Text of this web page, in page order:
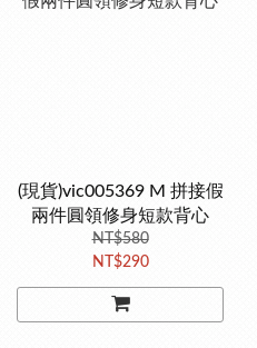
(現貨)vic005369 M 拼接假
兩件圓領修身短款背心
NT$580
NT$290